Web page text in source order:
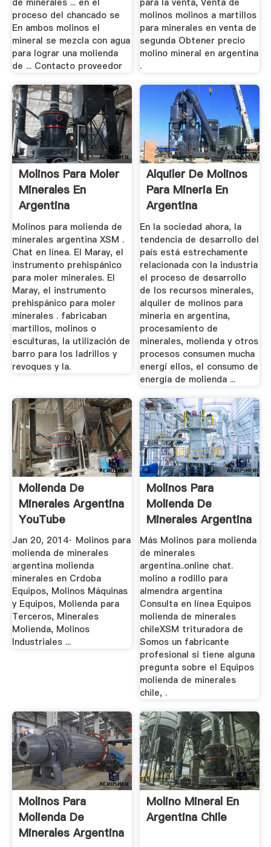
proceso del chancado se
En ambos molinos el
mineral se mezcla con agua
para lograr una molienda
de ... Contacto proveedor
molinos molinos a martillos
para minerales en venta de
segunda Obtener precio
molino mineral en argentina
.
Molinos Para Moler
Minerales En
Argentina
Molinos para molienda de
minerales argentina XSM .
Chat en línea. El Maray, el
instrumento prehispánico
para moler minerales. El
Maray, el instrumento
prehispánico para moler
minerales . fabricaban
martillos, molinos o
esculturas, la utilización de
barro para los ladrillos y
revoques y la.
Alquiler De Molinos
Para Mineria En
Argentina
En la sociedad ahora, la
tendencia de desarrollo del
país está estrechamente
relacionada con la industria
el proceso de desarrollo
de los recursos minerales,
alquiler de molinos para
mineria en argentina,
procesamiento de
minerales, molienda y otros
procesos consumen mucha
energí ellos, el consumo de
energía de molienda ...
Molienda De
Minerales Argentina
YouTube
Jan 20, 2014· Molinos para
molienda de minerales
argentina molienda
minerales en Crdoba
Equipos, Molinos Máquinas
y Equipos, Molienda para
Terceros, Minerales
Molienda, Molinos
Industriales ...
Molinos Para
Molienda De
Minerales Argentina
Más Molinos para molienda
de minerales
argentina..online chat.
molino a rodillo para
almendra argentina
Consulta en línea Equipos
molienda de minerales
chileXSM trituradora de
Somos un fabricante
profesional si tiene alguna
pregunta sobre el Equipos
molienda de minerales
chile, .
Molinos Para
Molienda De
Minerales Argentina
Molino Mineral En
Argentina Chile